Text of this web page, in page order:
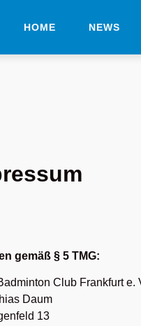
HOME NEWS
gemäß § 5 TMG:
Club Frankfurt e.
Daum
13